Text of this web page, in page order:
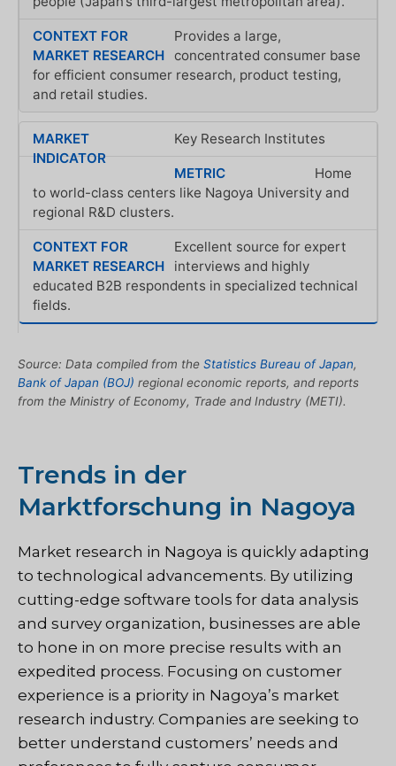
Provides a large,
concentrated consumer base
for efficient consumer research, product testing,
and retail studies.
Key Research Institutes
Home
to world-class centers like Nagoya University and
regional R&D clusters.
Excellent source for expert
interviews and highly
educated B2B respondents in specialized technical
fields.
Source: Data compiled from the Statistics Bureau of Japan,
Bank of Japan (BOJ) regional economic reports, and reports
from the Ministry of Economy, Trade and Industry (METI).
Trends in der
Marktforschung in Nagoya
Market research in Nagoya is quickly adapting
to technological advancements. By utilizing
cutting-edge software tools for data analysis
and survey organization, businesses are able
to hone in on more precise results with an
expedited process. Focusing on customer
experience is a priority in Nagoya’s market
research industry. Companies are seeking to
better understand customers’ needs and